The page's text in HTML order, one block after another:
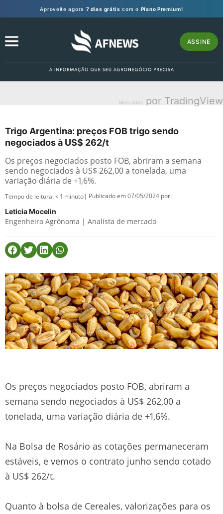
Aproveite agora 7 dias grátis com o Plano Premium!
ASSINE
Mercados por TradingView
Trigo Argentina: preços FOB trigo sendo
negociados à US$ 262/t
Os preços negociados posto FOB, abriram a semana
sendo negociados à US$ 262,00 a tonelada, uma
variação diária de +1,6%.
Tempo de leitura:< 1 minuto| Publicado em 07/05/2024 por:
Leticia Mocelin
Engenheira Agrônoma | Analista de mercado
Os preços negociados posto FOB, abriram a
semana sendo negociados à US$ 262,00 a
tonelada, uma variação diária de +1,6%.
Na Bolsa de Rosário as cotações permaneceram
estáveis, e vemos o contrato junho sendo cotado
à US$ 262/t.
Quanto à bolsa de Cereales, valorizações para os